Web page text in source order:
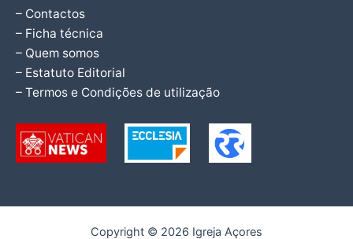
– Contactos
– Ficha técnica
– Quem somos
– Estatuto Editorial
– Termos e Condições de utilização
Copyright © 2026 Igreja Açores